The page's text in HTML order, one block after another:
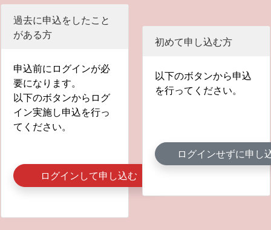
過去に申込をしたこと
がある方
申込前にログインが必
要になります。
以下のボタンからログ
イン実施し申込を行っ
てください。
ログインして申し込む
初めて申し込む方
以下のボタンから申込
を行ってください。
ログインせずに申し